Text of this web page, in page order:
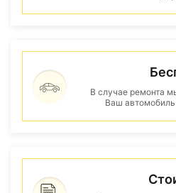
В случае ремонта
Ваш